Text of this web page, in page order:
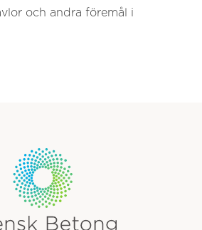
och andra föremål i